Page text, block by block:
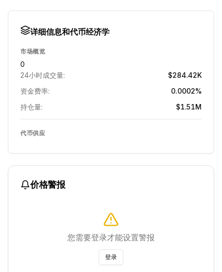
详细信息和代币经济学
市场概览
0
24小时成交量:
$284.42K
资金费率:
0.0002%
持仓量:
$1.51M
代币供应
价格警报
您需要登录才能设置警报
登录